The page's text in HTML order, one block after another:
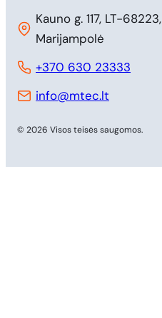
Kauno g. 117, LT-68223,
Marijampolė
+370 630 23333
info@mtec.lt
© 2026 Visos teisės saugomos.